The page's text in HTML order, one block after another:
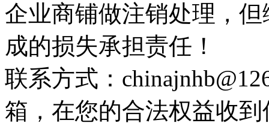
企业商铺做注销处理，
成的损失承担责任！
联系方式：
箱，在您的合法权益收